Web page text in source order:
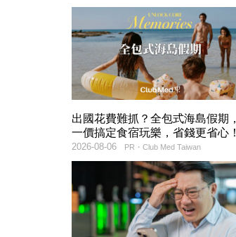
出國花費難抓？全包式海島假期，
一價搞定食宿玩樂，省錢更省心！
PR・Club Med Taiwan
2026-08-06